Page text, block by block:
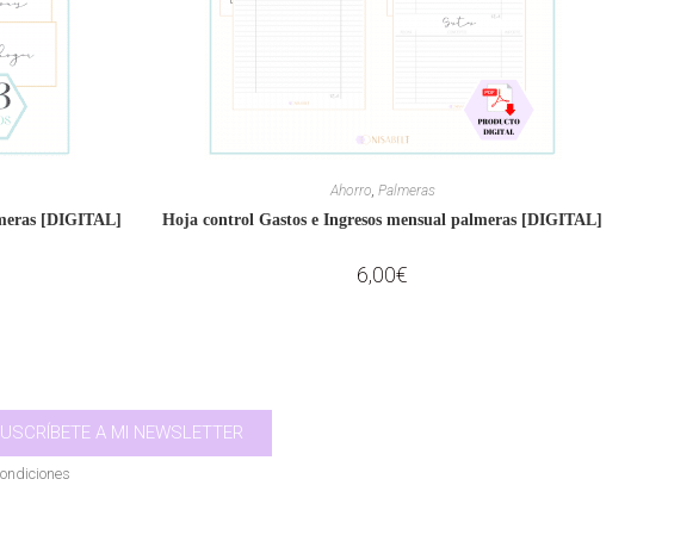
[DIGITAL]
Ahorro Palmeras
Hoja control Gastos e Ingresos mensual palmeras [DIGITAL]
6,00€
A MI NEWSLETTER